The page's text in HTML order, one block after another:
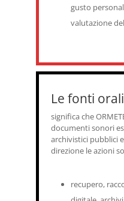
gusto
valutazione
Le fonti
significa che
documenti sonori
archivistici pubblici
direzione le azioni
recupero,